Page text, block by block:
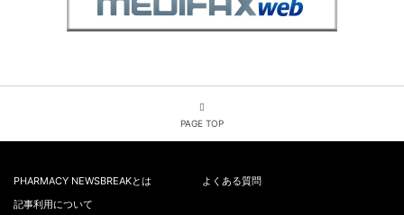
PAGE TOP
PHARMACY NEWSBREAKとは
よくある質問
記事利用について